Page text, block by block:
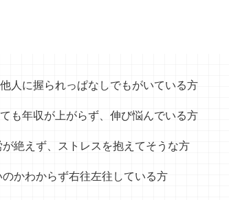
人に握られっぱなしでもがいている方
も年収が上がらず、伸び悩んでいる方
が絶えず、ストレスを抱えてそうな方
のかわからず右往左往している方